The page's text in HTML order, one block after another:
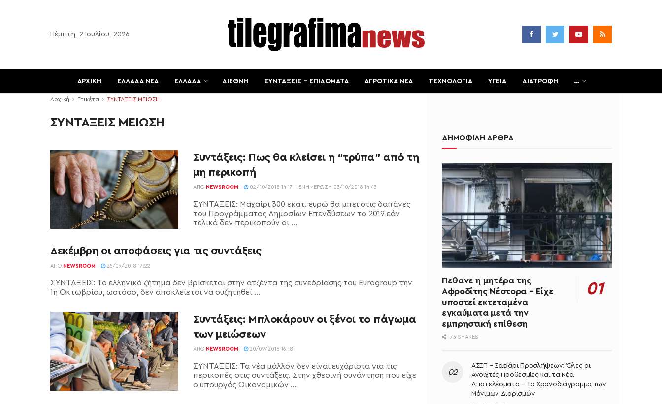
Πέμπτη, 2 Ιουλίου, 2026
ΑΡΧΙΚΗ ΕΛΛΑΔΑ ΝΕΑ ΕΛΛΑΔΑ ΔΙΕΘΝΗ ΣΥΝΤΑΞΕΙΣ – ΕΠΙΔΟΜΑΤΑ ΑΓΡΟΤΙΚΑ ΝΕΑ ΤΕΧΝΟΛΟΓΙΑ ΥΓΕΙΑ ΔΙΑΤΡΟΦΗ …
Αρχική Ετικέτα ΣΥΝΤΑΞΕΙΣ ΜΕΙΩΣΗ
ΣΥΝΤΑΞΕΙΣ ΜΕΙΩΣΗ
Συντάξεις: Πως θα κλείσει η “τρύπα” από τη
μη περικοπή
ΑΠΌ NEWSROOM 02/10/2018 14:17 - ΕΝΗΜΈΡΩΣΗ 03/10/2018 14:43
ΣΥΝΤΑΞΕΙΣ: Μαχαίρι 300 εκατ. ευρώ θα μπει στις δαπάνες
του Προγράμματος Δημοσίων Επενδύσεων το 2019 εάν
τελικά δεν περικοπούν οι ...
Δεκέμβρη οι αποφάσεις για τις συντάξεις
ΑΠΌ NEWSROOM 25/09/2018 17:22
ΣΥΝΤΑΞΕΙΣ: Το ελληνικό ζήτημα δεν βρίσκεται στην ατζέντα της συνεδρίασης του Eurogroup την
1η Οκτωβρίου, ωστόσο, δεν αποκλείεται να συζητηθεί ...
Συντάξεις: Μπλοκάρουν οι ξένοι το πάγωμα
των μειώσεων
ΑΠΌ NEWSROOM 20/09/2018 16:18
ΣΥΝΤΑΞΕΙΣ: Τα νέα μάλλον δεν είναι ευχάριστα για τις
περικοπές στις συντάξεις. Στην χθεσινή συνάντηση που είχε
ο υπουργός Οικονομικών ...
ΔΗΜΟΦΙΛΗ ΑΡΘΡΑ
Πεθανε η μητέρα της
Αφροδίτης Νέστορα – Είχε
υποστεί εκτεταμένα
εγκαύματα μετά την
εμπρηστική επίθεση
73 SHARES
ΑΣΕΠ – Σαφάρι Προσλήψεων: Όλες οι
Ανοιχτές Προθεσμίες και τα Νέα
Αποτελέσματα – Το Χρονοδιάγραμμα των
Μόνιμων Διορισμών